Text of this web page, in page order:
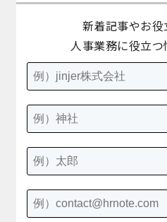
新着記事やお
人事業務に役立つ